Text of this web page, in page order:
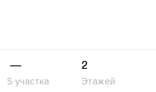
—
S участка
2
Этажей